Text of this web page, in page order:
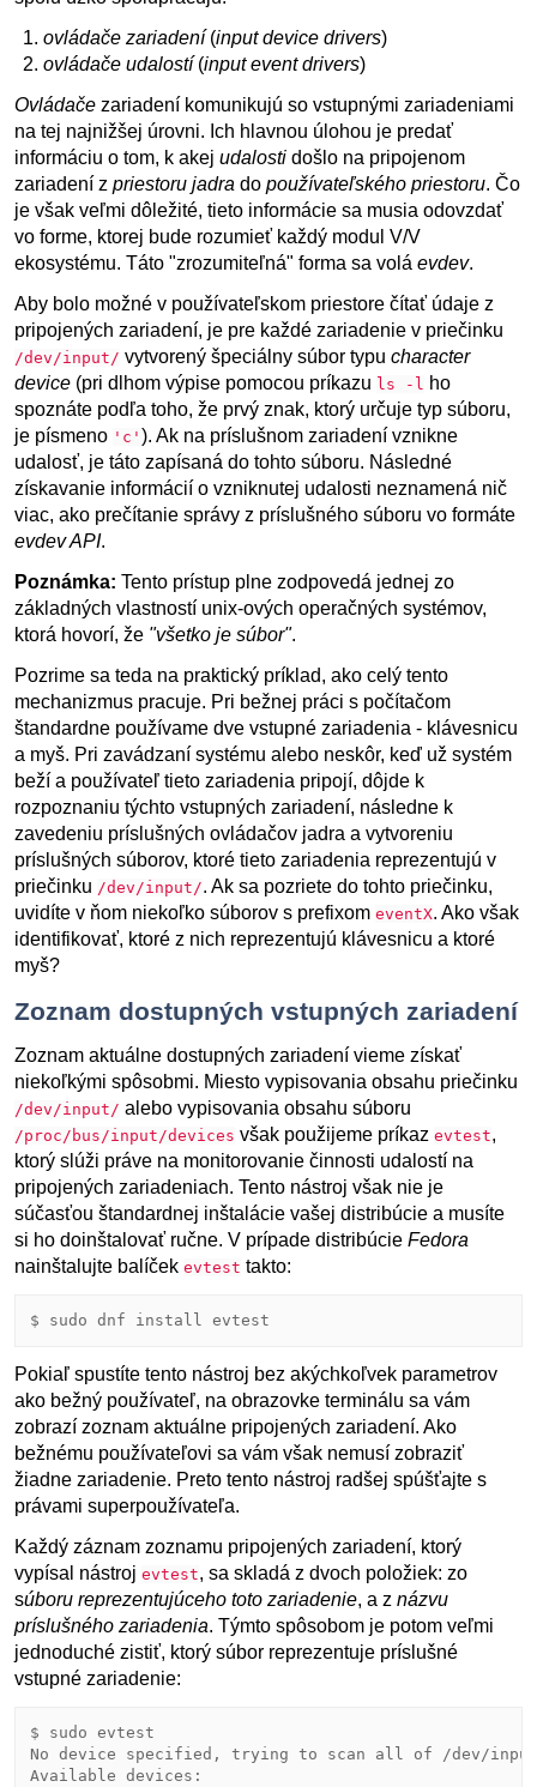
ovládače zariadení(input device drivers)
ovládače udalostí(input event drivers)
Ovládače zariadení komunikujú so vstupnými zariadeniami
na tej najnižšej úrovni. Ich hlavnou úlohou je predať
informáciu o tom, k akej udalosti došlo na pripojenom
zariadení z priestoru jadra do používateľského priestoru. Čo
je však veľmi dôležité, tieto informácie sa musia odovzdať
vo forme, ktorej bude rozumieť každý modul V/V
ekosystému. Táto "zrozumiteľná" forma sa volá evdev.
Aby bolo možné v používateľskom priestore čítať údaje z
pripojených zariadení, je pre každé zariadenie v priečinku
/dev/input/ vytvorený špeciálny súbor typu character
device (pri dlhom výpise pomocou príkazu ls -l ho
spoznáte podľa toho, že prvý znak, ktorý určuje typ súboru,
je písmeno 'c' ). Ak na príslušnom zariadení vznikne
udalosť, je táto zapísaná do tohto súboru. Následné
získavanie informácií o vzniknutej udalosti neznamená nič
viac, ako prečítanie správy z príslušného súboru vo formáte
evdev API.
Poznámka: Tento prístup plne zodpovedá jednej zo
základných vlastností unix-ových operačných systémov,
ktorá hovorí, že "všetko je súbor".
Pozrime sa teda na praktický príklad, ako celý tento
mechanizmus pracuje. Pri bežnej práci s počítačom
štandardne používame dve vstupné zariadenia - klávesnicu
a myš. Pri zavádzaní systému alebo neskôr, keď už systém
beží a používateľ tieto zariadenia pripojí, dôjde k
rozpoznaniu týchto vstupných zariadení, následne k
zavedeniu príslušných ovládačov jadra a vytvoreniu
príslušných súborov, ktoré tieto zariadenia reprezentujú v
priečinku /dev/input/. Ak sa pozriete do tohto priečinku,
uvidíte v ňom niekoľko súborov s prefixom eventX. Ako však
identifikovať, ktoré z nich reprezentujú klávesnicu a ktoré
myš?
Zoznam dostupných vstupných zariadení
Zoznam aktuálne dostupných zariadení vieme získať
niekoľkými spôsobmi. Miesto vypisovania obsahu priečinku
/dev/input/ alebo vypisovania obsahu súboru
/proc/bus/input/devices však použijeme príkaz evtest,
ktorý slúži práve na monitorovanie činnosti udalostí na
pripojených zariadeniach. Tento nástroj však nie je
súčasťou štandardnej inštalácie vašej distribúcie a musíte
si ho doinštalovať ručne. V prípade distribúcie Fedora
nainštalujte balíček evtest takto:
Pokiaľ spustíte tento nástroj bez akýchkoľvek parametrov
ako bežný používateľ, na obrazovke terminálu sa vám
zobrazí zoznam aktuálne pripojených zariadení. Ako
bežnému používateľovi sa vám však nemusí zobraziť
žiadne zariadenie. Preto tento nástroj radšej spúšťajte s
právami superpoužívateľa.
Každý záznam zoznamu pripojených zariadení, ktorý
vypísal nástroj evtest, sa skladá z dvoch položiek: zo
súboru reprezentujúceho toto zariadenie, a z názvu
príslušného zariadenia. Týmto spôsobom je potom veľmi
jednoduché zistiť, ktorý súbor reprezentuje príslušné
vstupné zariadenie:
$ sudo evtest
No device specified, trying to scan all of /dev/
Available devices: